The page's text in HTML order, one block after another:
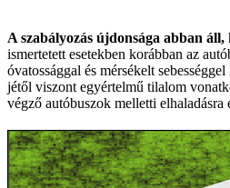
A szabályozás újdonsága abban áll,
ismertetett esetekben korábban az
óvatossággal és mérsékelt
jétől viszont egyértelmű tilalom
végző autóbuszok melletti elhaladásra